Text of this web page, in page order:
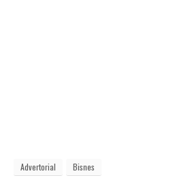
Advertorial Bisnes